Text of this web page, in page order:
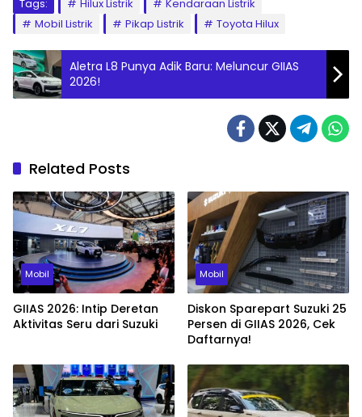
Tags: Hilux Listrik
Kendaraan Listrik
Mobil Listrik
Pikap Listrik Toyota Hilux
Aletra L8 Punya Adik Baru: Meluncur GIIAS
2026!
Related Posts
Mobil
GIIAS 2026: Intip Deretan
Aktivitas Seru dari Suzuki
Mobil
Diskon Sparepart Suzuki 25
Persen di GIIAS 2026, Cek
Daftarnya!